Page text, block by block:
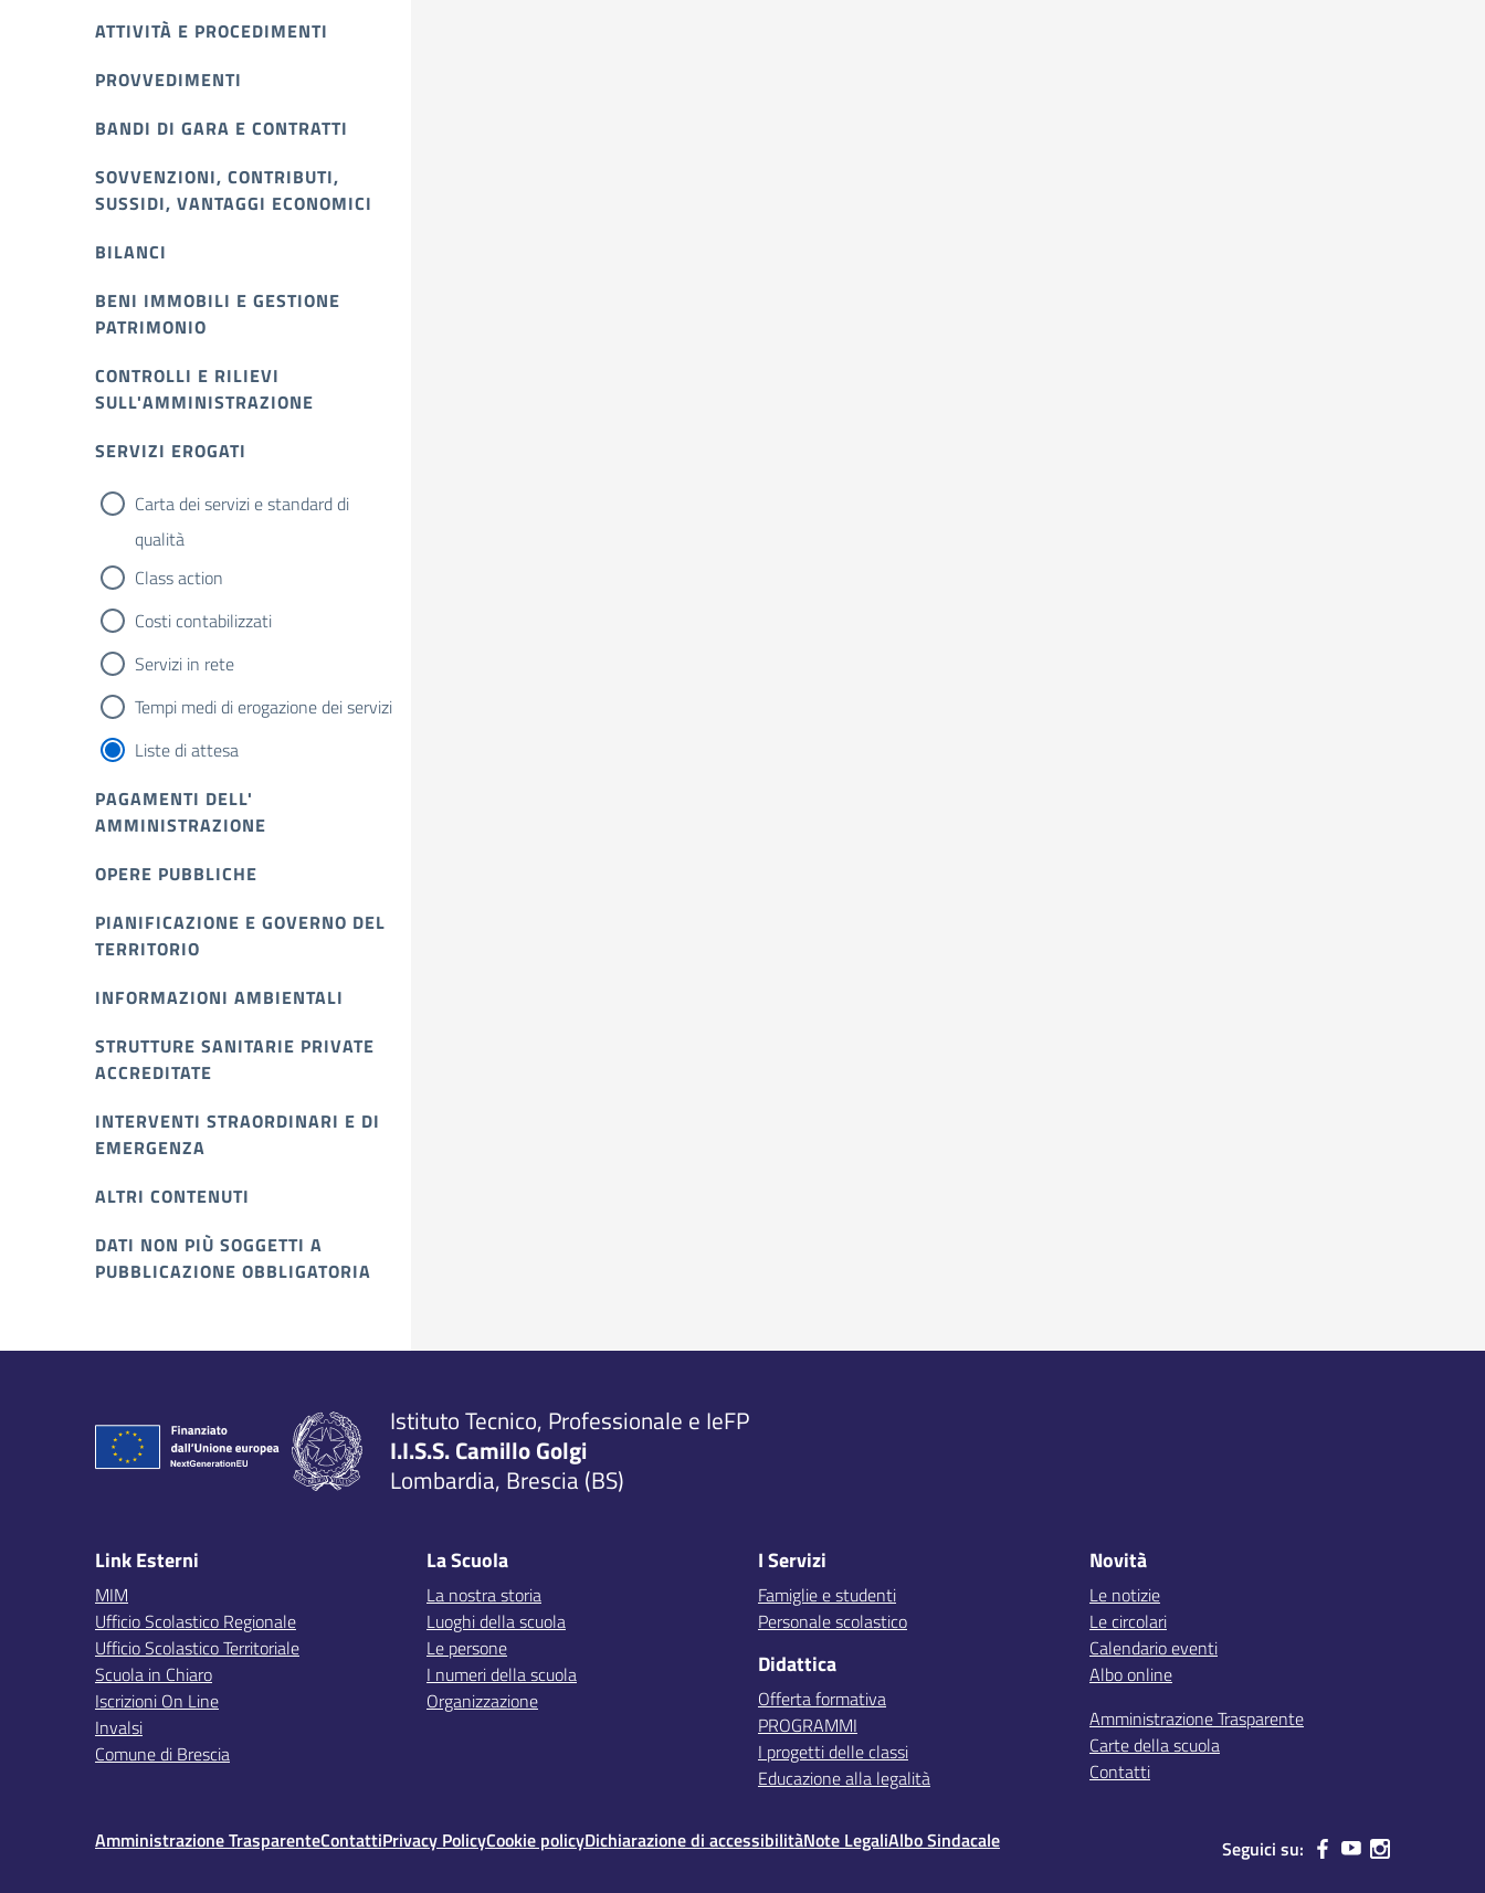
ATTIVITÀ E PROCEDIMENTI
PROVVEDIMENTI
BANDI DI GARA E CONTRATTI
SOVVENZIONI, CONTRIBUTI,
SUSSIDI, VANTAGGI ECONOMICI
BILANCI
BENI IMMOBILI E GESTIONE
PATRIMONIO
CONTROLLI E RILIEVI
SULL'AMMINISTRAZIONE
SERVIZI EROGATI
Carta dei servizi e standard di
qualità
Class action
Costi contabilizzati
Servizi in rete
Tempi medi di erogazione dei servizi
Liste di attesa
PAGAMENTI DELL'
AMMINISTRAZIONE
OPERE PUBBLICHE
PIANIFICAZIONE E GOVERNO DEL
TERRITORIO
INFORMAZIONI AMBIENTALI
STRUTTURE SANITARIE PRIVATE
ACCREDITATE
INTERVENTI STRAORDINARI E DI
EMERGENZA
ALTRI CONTENUTI
DATI NON PIÙ SOGGETTI A
PUBBLICAZIONE OBBLIGATORIA
Istituto Tecnico, Professionale e IeFP
I.I.S.S. Camillo Golgi
Lombardia, Brescia (BS)
Link Esterni
MIM
Ufficio Scolastico Regionale
Ufficio Scolastico Territoriale
Scuola in Chiaro
Iscrizioni On Line
Invalsi
Comune di Brescia
La Scuola
La nostra storia
Luoghi della scuola
Le persone
I numeri della scuola
Organizzazione
I Servizi
Famiglie e studenti
Personale scolastico
Didattica
Offerta formativa
PROGRAMMI
I progetti delle classi
Educazione alla legalità
Novità
Le notizie
Le circolari
Calendario eventi
Albo online
Amministrazione Trasparente
Carte della scuola
Contatti
Amministrazione TrasparenteContattiPrivacy PolicyCookie policyDichiarazione di accessibilitàNote LegaliAlbo Sindacale Seguici su: